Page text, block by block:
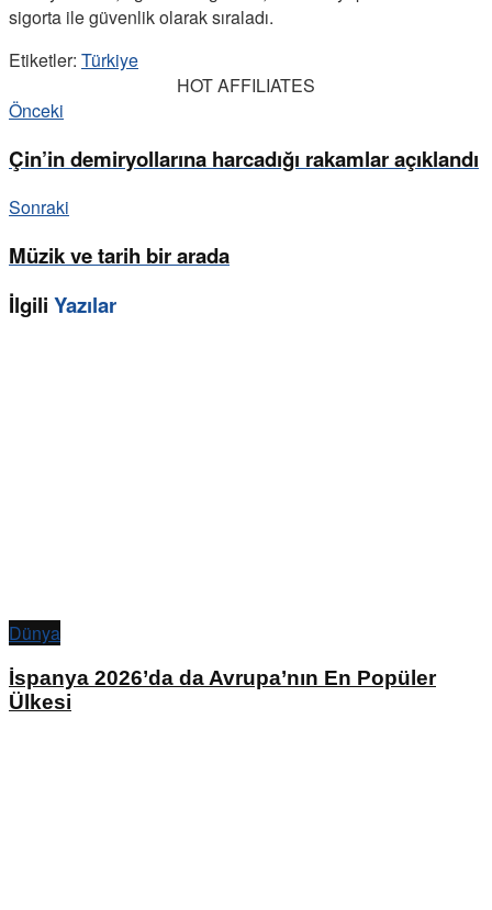
sigorta ile güvenlik olarak sıraladı.
Etiketler: Türkiye
HOT AFFILIATES
Önceki
Çin’in demiryollarına harcadığı rakamlar açıklandı
Sonraki
Müzik ve tarih bir arada
İlgili Yazılar
Dünya
İspanya 2026’da da Avrupa’nın En Popüler
Ülkesi